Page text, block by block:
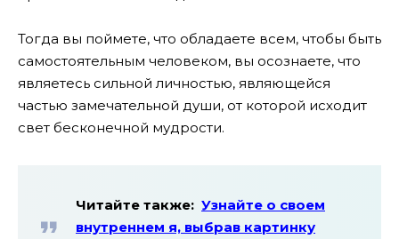
Тогда вы поймете, что обладаете всем, чтобы быть
самостоятельным человеком, вы осознаете, что
являетесь сильной личностью, являющейся
частью замечательной души, от которой исходит
свет бесконечной мудрости.
Читайте также: Узнайте о своем
внутреннем я, выбрав картинку